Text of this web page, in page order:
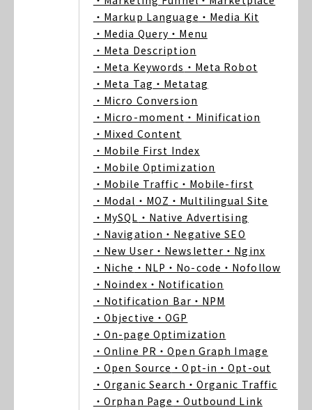
・Markup Language ・Media Kit
・Media Query ・Menu
・Meta Description
・Meta Keywords ・Meta Robot
・Meta Tag ・Metatag
・Micro Conversion
・Micro-moment ・Minification
・Mixed Content
・Mobile First Index
・Mobile Optimization
・Mobile Traffic ・Mobile-first
・Modal ・MOZ ・Multilingual Site
・MySQL ・Native Advertising
・Navigation ・Negative SEO
・New User ・Newsletter ・Nginx
・Niche ・NLP ・No-code ・Nofollow
・Noindex ・Notification
・Notification Bar ・NPM
・Objective ・OGP
・On-page Optimization
・Online PR ・Open Graph Image
・Open Source ・Opt-in ・Opt-out
・Organic Search ・Organic Traffic
・Orphan Page ・Outbound Link